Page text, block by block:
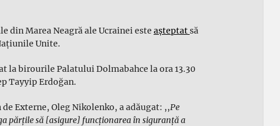
din Marea Neagră ale Ucrainei este așteptatsă
Unite.
la birourile Palatului Dolmabahce la ora 13.30
Tayyip Erdoğan.
Externe, Oleg Nikolenko, a adăugat: ,,Pe
părțile să [asigure] funcționarea în siguranță a